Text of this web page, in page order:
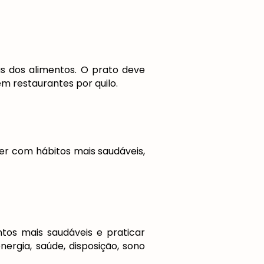
dos alimentos. O prato deve
restaurantes por quilo.
com hábitos mais saudáveis,
mais saudáveis e praticar
saúde, disposição, sono